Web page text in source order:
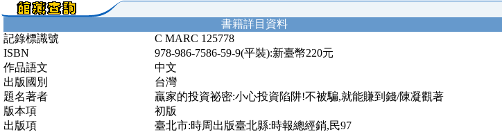
書籍詳目資料
記錄標識號
C MARC 125778
ISBN
978-986-7586-59-9(平裝):新臺幣220元
作品語文
中文
出版國別
台灣
題名著者
贏家的投資祕密:小心投資陷阱!不被騙,就能賺到錢/陳凝觀著
版本項
初版
出版項
臺北市:時周出版臺北縣:時報總經銷,民97